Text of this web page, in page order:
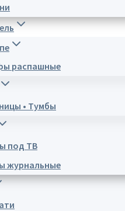
распашные
• Тумбы
под ТВ
журнальные